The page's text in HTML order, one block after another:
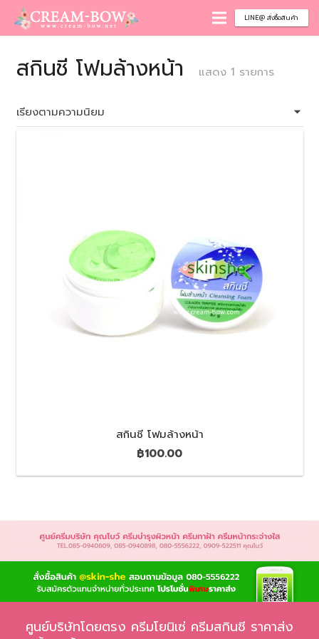
LINE@ สั่งซื้อสินค้า
สกินชี โฟมล้างหน้า แสดง 1 รายการ
สกินชี โฟมล้างหน้า
฿100.00
ศูนย์บริษัทโดยตรง ครีมโยนิเซ่ ครีมสกินชี ราคาส่ง